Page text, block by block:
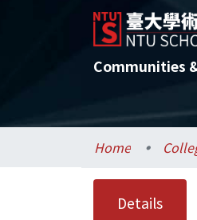
Communities
Home
Details